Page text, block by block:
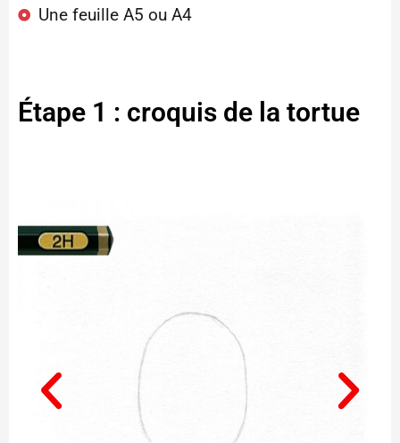
Une feuille A5 ou A4
Étape 1 : croquis de la tortue